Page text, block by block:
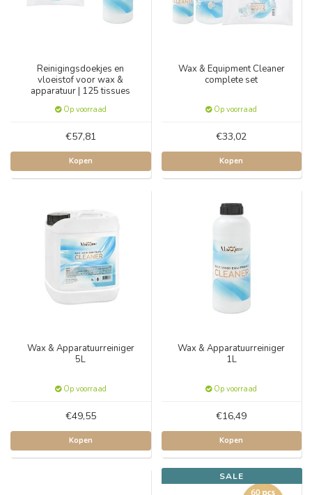
Reinigingsdoekjes en
vloeistof voor wax &
apparatuur | 125 tissues
Op voorraad
€57,81
Kopen
Wax & Equipment Cleaner
complete set
Op voorraad
€33,02
Kopen
Wax & Apparatuurreiniger
5L
Op voorraad
€49,55
Kopen
Wax & Apparatuurreiniger
1L
Op voorraad
€16,49
Kopen
SALE